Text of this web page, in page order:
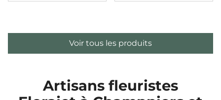
Voir tous les produits
Artisans fleuristes